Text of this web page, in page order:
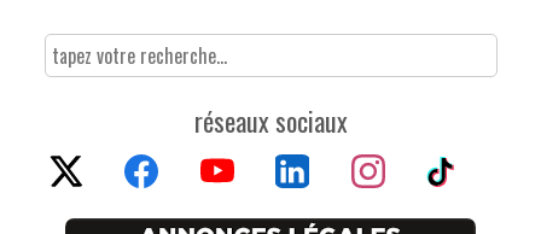
réseaux sociaux